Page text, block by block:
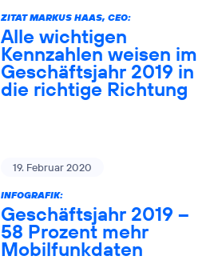
ZITAT MARKUS HAAS, CEO:
Alle wichtigen
Kennzahlen weisen im
Geschäftsjahr 2019 in
die richtige Richtung
19. Februar 2020
INFOGRAFIK:
Geschäftsjahr 2019 –
58 Prozent mehr
Mobilfunkdaten